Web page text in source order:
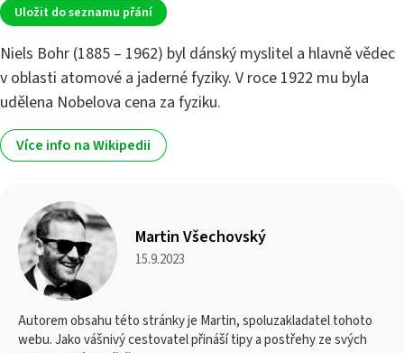
Uložit do seznamu přání
Niels Bohr (1885 – 1962) byl dánský myslitel a hlavně vědec
v oblasti atomové a jaderné fyziky. V roce 1922 mu byla
udělena Nobelova cena za fyziku.
Více info na Wikipedii
Martin Všechovský
15.9.2023
Autorem obsahu této stránky je Martin, spoluzakladatel tohoto
webu. Jako vášnivý cestovatel přináší tipy a postřehy ze svých